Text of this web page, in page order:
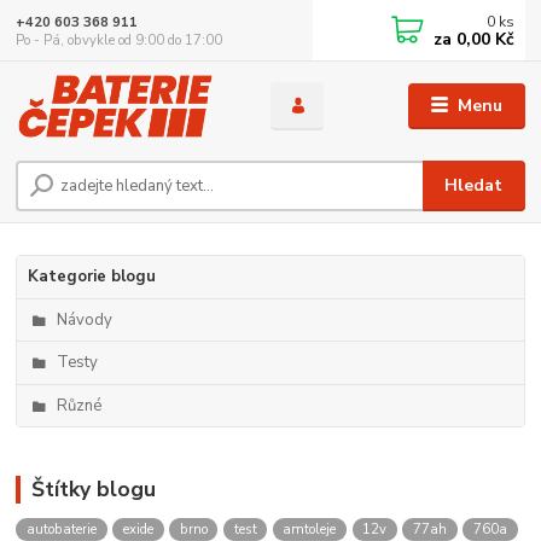
Menu
Hledat
+420 603 368 911
Po - Pá, obvykle od 9:00 do 17:00
0 ks
za 0,00 Kč
Kategorie blogu
Návody
Testy
Různé
Štítky blogu
autobaterie exide brno test amtoleje 12v 77ah
760a